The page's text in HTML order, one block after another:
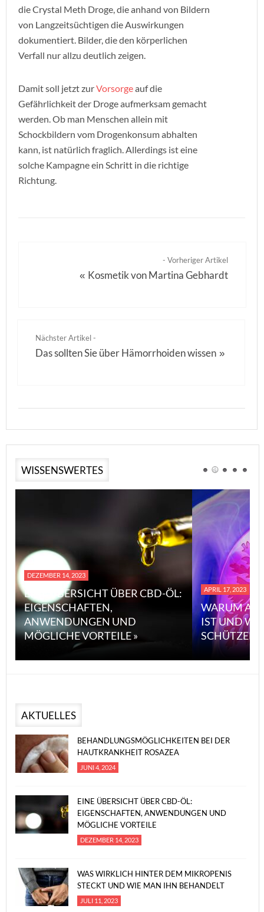
die Crystal Meth Droge, die anhand von Bildern
von Langzeitsüchtigen die Auswirkungen
dokumentiert. Bilder, die den körperlichen
Verfall nur allzu deutlich zeigen.
Damit soll jetzt zurVorsorgeauf die
Gefährlichkeit der Droge aufmerksam gemacht
werden. Ob man Menschen allein mit
Schockbildern vom Drogenkonsum abhalten
kann, ist natürlich fraglich. Allerdings ist eine
solche Kampagne ein Schritt in die richtige
Richtung.
- Vorheriger Artikel
« Kosmetik von Martina Gebhardt
Nächster Artikel -
Das sollten Sie über Hämorrhoiden wissen »
WISSENSWERTES
DEZEMBER 14, 2023
EINE ÜBERSICHT ÜBER CBD-ÖL:
EIGENSCHAFTEN,
ANWENDUNGEN UND
MÖGLICHE VORTEILE »
APRIL 17, 2023
WARUM
IST UND
SCHÜTZEN
AKTUELLES
BEHANDLUNGSMÖGLICHKEITEN BEI DER
HAUTKRANKHEIT ROSAZEA
JUNI 4, 2024
EINE ÜBERSICHT ÜBER CBD-ÖL:
EIGENSCHAFTEN, ANWENDUNGEN UND
MÖGLICHE VORTEILE
DEZEMBER 14, 2023
WAS WIRKLICH HINTER DEM MIKROPENIS
STECKT UND WIE MAN IHN BEHANDELT
JULI 11, 2023